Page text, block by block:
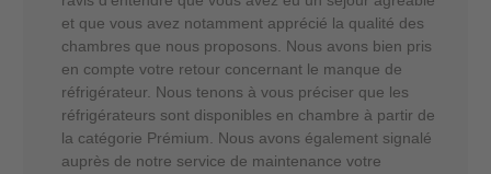
et que vous avez notamment apprécié la qualité des
chambres que nous proposons. Nous avons bien pris
en compte votre retour concernant le manque de
réfrigérateur. Nous tenons à vous préciser que les
réfrigérateurs sont disponibles en chambre à partir de
la catégorie Prémium. Nous avons également signalé
auprès de notre service de maintenance votre